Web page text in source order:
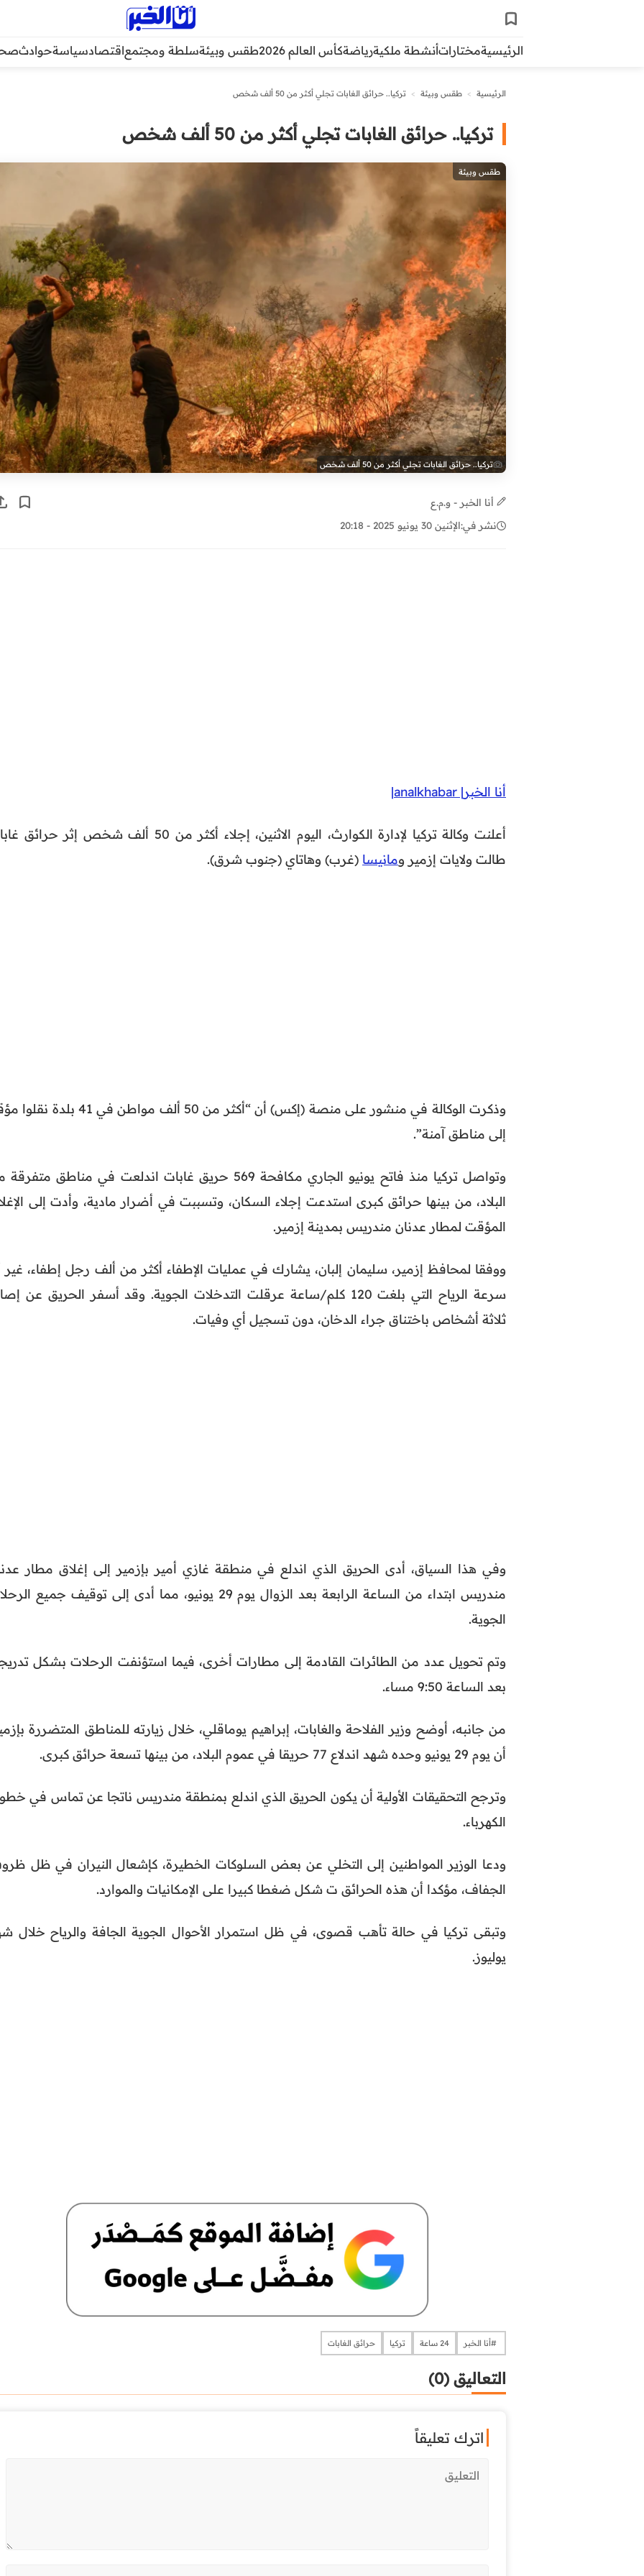
الرئيسيةمختاراتأنشطة ملكيةرياضةكأس العالم 2026 طقس وبيئةسلطة ومجتمعاقتصادسياسةحوادث
الرئيسية > طقس وبيئة > تركيا.. حرائق الغابات تجلي أكثر من 50 ألف شخص
تركيا.. حرائق الغابات تجلي أكثر من 50 ألف شخص
طقس وبيئة
تركيا.. حرائق الغابات تجلي أكثر من 50 ألف شخص
أنا الخبر - و.م.ع
نشر في:الإثنين 30 يونيو 2025 - 20:18
أنا الخبر| analkhabar|
أعلنت وكالة تركيا لإدارة الكوارث، اليوم الاثنين، إجلاء أكثر من 50 ألف شخص إثر
طالت ولايات إزمير ومانيسا (غرب) وهاتاي (جنوب شرق).
وذكرت الوكالة في منشور على منصة (إكس) أن “أكثر من 50 ألف مواطن في 41
إلى مناطق آمنة”.
وتواصل تركيا منذ فاتح يونيو الجاري مكافحة 569 حريق غابات اندلعت في مناطق
البلاد، من بينها حرائق كبرى استدعت إجلاء السكان، وتسببت في أضرار مادية، وأدت إلى
المؤقت لمطار عدنان مندريس بمدينة إزمير.
ووفقا لمحافظ إزمير، سليمان إلبان، يشارك في عمليات الإطفاء أكثر من ألف رجل إطفاء، غير
سرعة الرياح التي بلغت 120 كلم/ساعة عرقلت التدخلات الجوية. وقد أسفر الحريق عن
ثلاثة أشخاص باختناق جراء الدخان، دون تسجيل أي وفيات.
وفي هذا السياق، أدى الحريق الذي اندلع في منطقة غازي أمير بإزمير إلى إغلاق مطار
مندريس ابتداء من الساعة الرابعة بعد الزوال يوم 29 يونيو، مما أدى إلى توقيف جميع
الجوية.
وتم تحويل عدد من الطائرات القادمة إلى مطارات أخرى، فيما استؤنفت الرحلات بشكل
بعد الساعة 9:50 مساء.
من جانبه، أوضح وزير الفلاحة والغابات، إبراهيم يوماقلي، خلال زيارته للمناطق المتضررة
أن يوم 29 يونيو وحده شهد اندلاع 77 حريقا في عموم البلاد، من بينها تسعة حرائق كبرى.
وترجح التحقيقات الأولية أن يكون الحريق الذي اندلع بمنطقة مندريس ناتجا عن تماس في
الكهرباء.
ودعا الوزير المواطنين إلى التخلي عن بعض السلوكات الخطيرة، كإشعال النيران في ظل
الجفاف، مؤكدا أن هذه الحرائق ت شكل ضغطا كبيرا على الإمكانيات والموارد.
وتبقى تركيا في حالة تأهب قصوى، في ظل استمرار الأحوال الجوية الجافة والرياح خلال
يوليوز.
​​​​​​​​ #أنا الخبر 24 ساعة تركيا حرائق الغابات
التعاليق (0)
اترك تعليقاً